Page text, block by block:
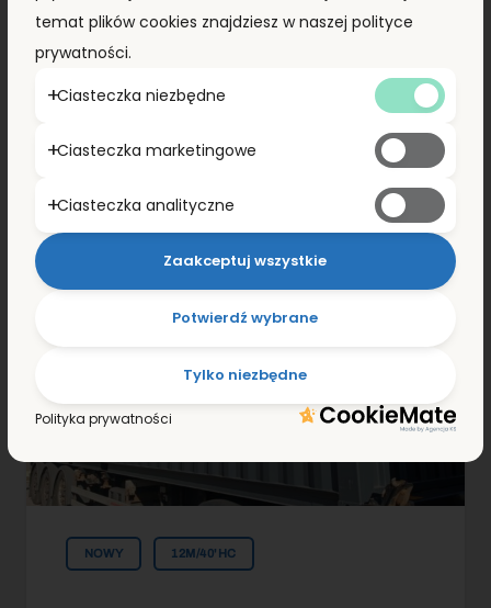
NOWY 12M/40'HC
temat plików cookies znajdziesz w naszej polityce
prywatności.
Ciasteczka niezbędne
Ciasteczka marketingowe
Ciasteczka analityczne
Tylko niezbędne
Potwierdź wybrane
Zaakceptuj wszystkie
Polityka prywatności